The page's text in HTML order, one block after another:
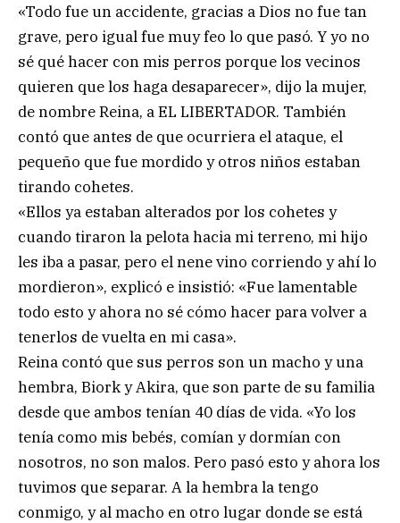
«Todo fue un accidente, gracias a Dios no fue tan
grave, pero igual fue muy feo lo que pasó. Y yo no
sé qué hacer con mis perros porque los vecinos
quieren que los haga desaparecer», dijo la mujer,
de nombre Reina, a EL LIBERTADOR. También
contó que antes de que ocurriera el ataque, el
pequeño que fue mordido y otros niños estaban
tirando cohetes.
«Ellos ya estaban alterados por los cohetes y
cuando tiraron la pelota hacia mi terreno, mi hijo
les iba a pasar, pero el nene vino corriendo y ahí lo
mordieron», explicó e insistió: «Fue lamentable
todo esto y ahora no sé cómo hacer para volver a
tenerlos de vuelta en mi casa».
Reina contó que sus perros son un macho y una
hembra, Biork y Akira, que son parte de su familia
desde que ambos tenían 40 días de vida. «Yo los
tenía como mis bebés, comían y dormían con
nosotros, no son malos. Pero pasó esto y ahora los
tuvimos que separar. A la hembra la tengo
conmigo, y al macho en otro lugar donde se está